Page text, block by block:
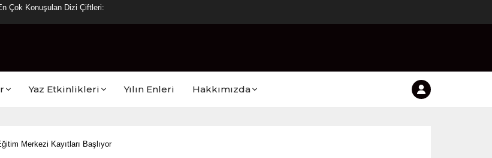
“Daha 17” Ekranlara
Yaz Etkinlikleri Yılın Enleri Hakkımızda
Merkezi Kayıtları Başlıyor